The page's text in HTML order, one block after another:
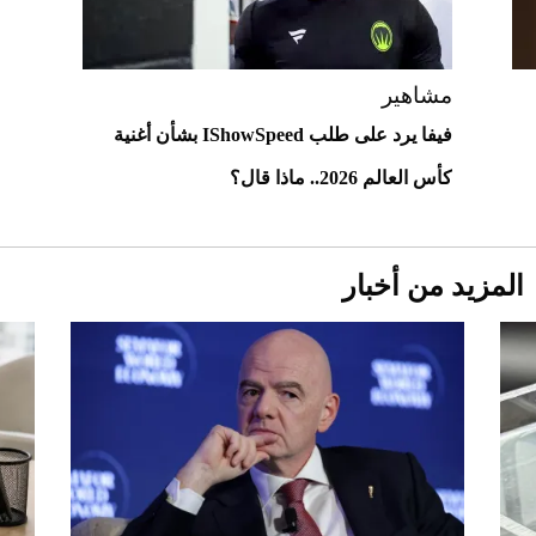
أغلى 10 عطور في العالم للرجال تمنحك فخامة
استثنائية
Aston Martin Valiant: على هوى الأبطال
مشاهير
فيفا يرد على طلب IShowSpeed بشأن أغنية
كأس العالم 2026.. ماذا قال؟
المزيد من أخبار